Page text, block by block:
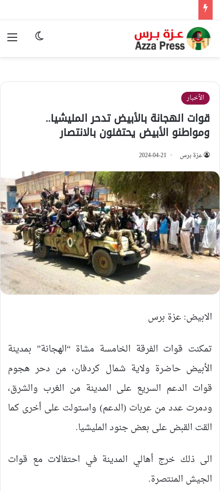
الوضع
الأخبار
قوات الهجانة بالأبيض تدحر المليشيا..
ومواطنو الأبيض يحتفلون بالانتصار
عزة برس 2024-04-21
الابيض: عزة برس
تمكنت قوات الفرقة الخامسة مشاة “الهجانة” بمدينة
الأبيض حاضرة ولاية شمال كردفان، من دحر هجوم
قوات الدعم السريع على المدينة من الغرب والشرق،
ودمرت عدد من عربات (الدعم) واستولت على أخرى كما
القت القبض على بعض جنود المليشيا.
الى ذلك خرج أهالي المدينة في احتفالات مع قوات
الجيش المنتصرة.